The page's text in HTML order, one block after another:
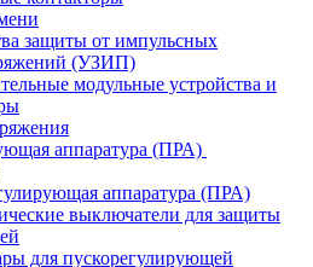
защиты от импульсных
(УЗИП)
модульные устройства и
аппаратура (ПРА)
аппаратура (ПРА)
выключатели для защиты
для пускорегулирующей